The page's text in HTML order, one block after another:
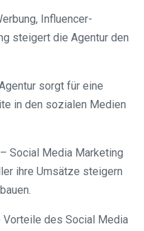
Influencer-
steigert die Agentur den
sorgt für eine
in den sozialen Medien
Social Media Marketing
ihre Umsätze steigern
des Social Media